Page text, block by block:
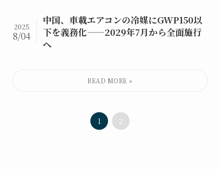
中国、車載エアコンの冷媒にGWP150以
下を義務化——2029年7月から全面施行
へ
2025
8/04
1 2